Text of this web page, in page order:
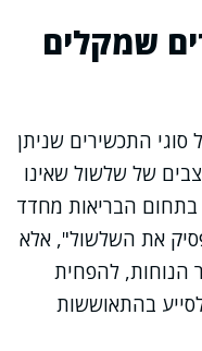
שמקלים
סוגי התכשירים שניתן
של שלשול שאינו
הבריאות מחדד
את השלשול", אלא
הנוחות, להפחית
בהתאוששות